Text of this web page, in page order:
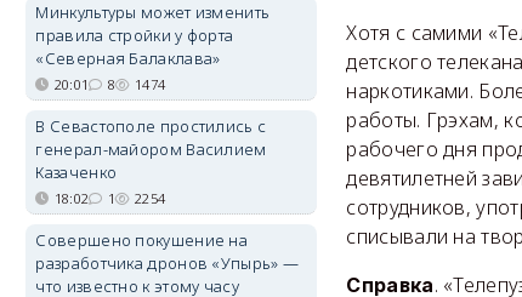
Хотя с самими
детского
наркотиками.
работы. Грэхам,
рабочего дня
девятилетней
сотрудников,
списывали на
Справка.
Минкультуры может изменить
правила стройки у форта
«Северная Балаклава»
20:01 8 1474
В Севастополе простились с
генерал-майором Василием
Казаченко
18:02 1 2254
Совершено покушение на
разработчика дронов «Упырь» —
что известно к этому часу